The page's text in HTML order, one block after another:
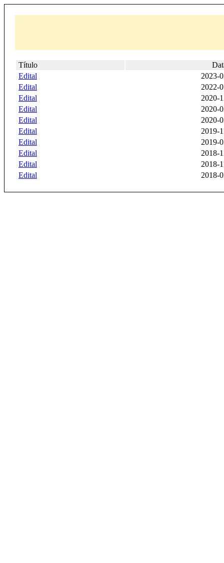
Título
Edital
2023-
Edital
2022-
Edital
2020-
Edital
2020-
Edital
2020-
Edital
2019-
Edital
2019-
Edital
2018-
Edital
2018-
Edital
2018-